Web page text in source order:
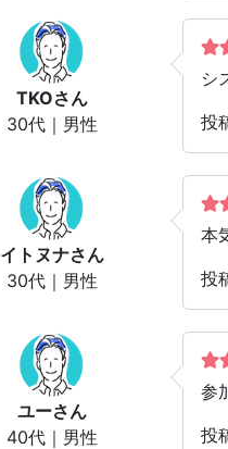
TKOさん
30代｜男性
シ
投
イトヌナさん
30代｜男性
本
投
ユーさん
40代｜男性
参
投